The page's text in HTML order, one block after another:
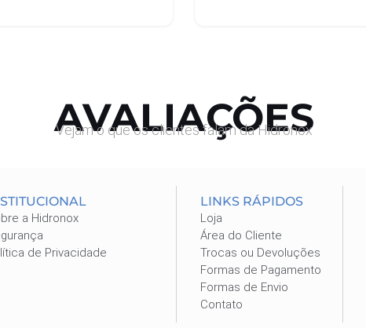
AVALIAÇÕES
Vejam o que os clientes falam da Hidronox
a Hidronox
de Privacidade
LINKS RÁPIDOS
Loja
Área do Cliente
Trocas ou Devoluções
Formas de Pagamento
Formas de Envio
Contato